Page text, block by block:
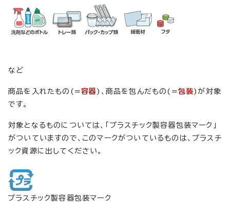
など
商品を入れたもの(=容器 )、商品を包んだもの(=包装 )が対象
です。
対象となるものについては、「プラスチック製容器包装マーク」
がついていますので、このマークがついているものは、プラスチ
ック資源に出してください。
プラスチック製容器包装マーク